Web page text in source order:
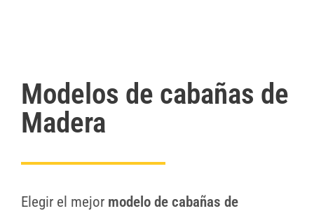
Modelos de cabañas de
Madera
Elegir el mejor modelo de cabañas de